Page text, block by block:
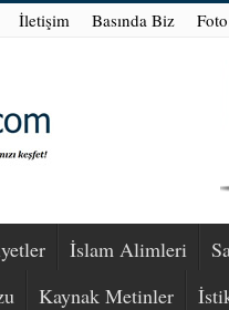
İletişim Basında Biz
İslam Alimleri
Kaynak Metinler